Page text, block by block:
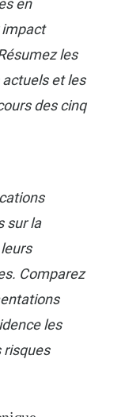
en
les
et les
des cinq
sur la
Comparez
les
risques